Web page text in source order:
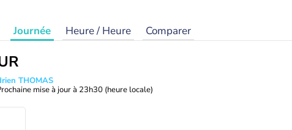
Journée Heure / Heure Comparer
THOMAS
mise à jour à 23h30 (heure locale)